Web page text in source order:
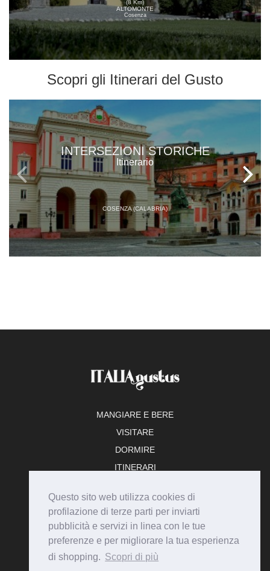
Questo sito web utilizza cookies di
profilazione di terze parti per inviarti
pubblicità e servizi in linea con le tue
preferenze e per migliorare la tua esperienza
di shopping. Scopri di più
(8 Km)
ALTOMONTE
Cosenza
Scopri gli Itinerari del Gusto
INTERSEZIONI STORICHE
Itinerario
COSENZA (CALABRIA)
MANGIARE E BERE
VISITARE
DORMIRE
ITINERARI
ADERISCI